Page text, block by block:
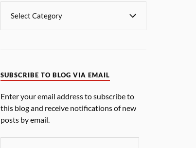
SUBSCRIBE TO BLOG VIA EMAIL
Enter your email address to subscribe to
this blog and receive notifications of new
posts by email.